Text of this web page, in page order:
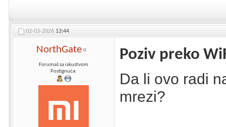
02-03-2026 13:44
NorthGate
Forumaš sa iskustvom
Postignuća:
Poziv preko
Da li ovo radi
mrezi?